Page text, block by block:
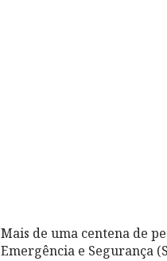
Mais de uma centena de
Emergência e Segurança